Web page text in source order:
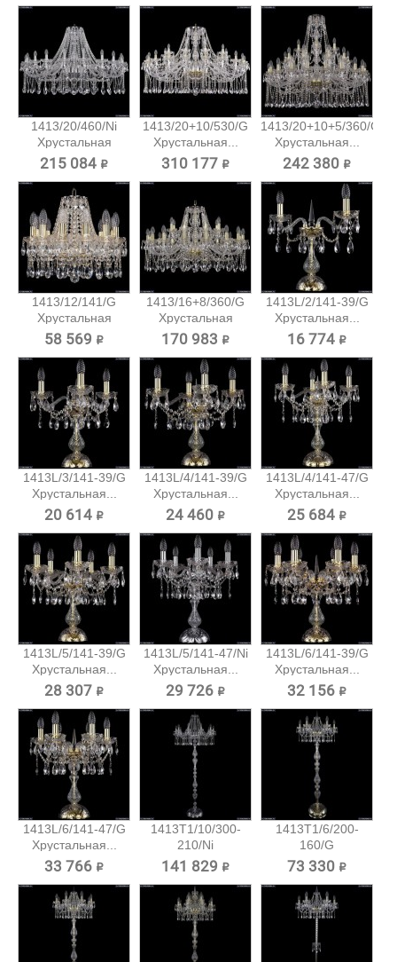
1413/20/460/Ni
Хрустальная
подвесная...
215 084 ₽
1413/20+10/530/G
Хрустальная...
310 177 ₽
1413/20+10+5/360/G
Хрустальная...
242 380 ₽
1413/12/141/G
Хрустальная
подвесная...
58 569 ₽
1413/16+8/360/G
Хрустальная
подвесная...
170 983 ₽
1413L/2/141-39/G
Хрустальная...
16 774 ₽
1413L/3/141-39/G
Хрустальная...
20 614 ₽
1413L/4/141-39/G
Хрустальная...
24 460 ₽
1413L/4/141-47/G
Хрустальная...
25 684 ₽
1413L/5/141-39/G
Хрустальная...
28 307 ₽
1413L/5/141-47/Ni
Хрустальная...
29 726 ₽
1413L/6/141-39/G
Хрустальная...
32 156 ₽
1413L/6/141-47/G
Хрустальная...
33 766 ₽
1413T1/10/300-
210/Ni
Хрустальный...
141 829 ₽
1413T1/6/200-
160/G
Хрустальный
73 330 ₽